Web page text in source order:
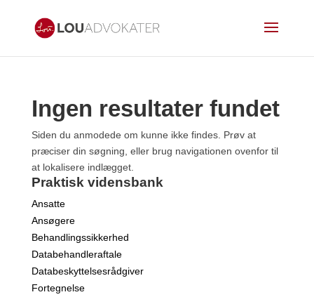
Ingen resultater fundet
Siden du anmodede om kunne ikke findes. Prøv at
præciser din søgning, eller brug navigationen ovenfor til
at lokalisere indlægget.
Praktisk vidensbank
Ansatte
Ansøgere
Behandlingssikkerhed
Databehandleraftale
Databeskyttelsesrådgiver
Fortegnelse